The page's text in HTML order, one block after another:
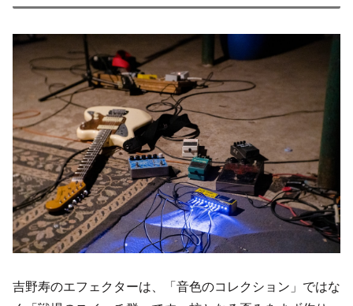
吉野寿のエフェクターは、「音色のコレクション」ではな